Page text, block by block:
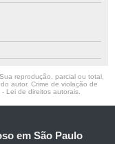
reprodução, parcial ou total,
autor. Crime de violação de
Lei de direitos autorais.
em São Paulo